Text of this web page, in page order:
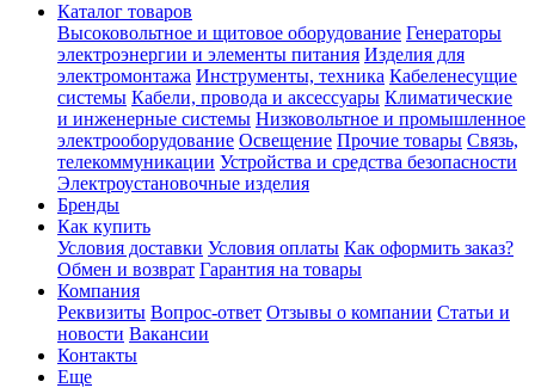
Каталог товаров
Высоковольтное и щитовое оборудование Генераторы
электроэнергии и элементы питания Изделия для
электромонтажа Инструменты, техника Кабеленесущие
системы Кабели, провода и аксессуары Климатические
и инженерные системы Низковольтное и промышленное
электрооборудование Освещение Прочие товары Связь,
телекоммуникации Устройства и средства безопасности
Электроустановочные изделия
Бренды
Как купить
Условия доставки Условия оплаты Как оформить заказ?
Обмен и возврат Гарантия на товары
Компания
Реквизиты Вопрос-ответ Отзывы о компании Статьи и
новости Вакансии
Контакты
Еще